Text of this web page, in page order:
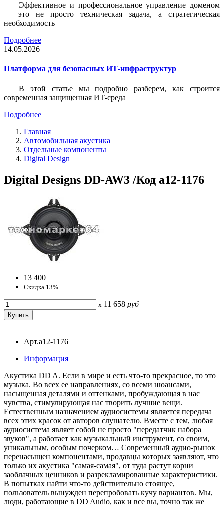
Эффективное и профессиональное управление доменом
— это не просто техническая задача, а стратегическая
необходимость
Подробнее
14.05.2026
Платформа для безопасных ИТ-инфраструктур
В этой статье мы подробно разберем, как строится
современная защищенная ИТ-среда
Подробнее
Главная
Автомобильная акустика
Отдельные компоненты
Digital Design
Digital Designs DD-AW3 /Код a12-1176
13 400
Скидка 13%
x 11 658 руб
Арт.a12-1176
Информация
Акустика DD A. Если в мире и есть что-то прекрасное, то это
музыка. Во всех ее направлениях, со всеми нюансами,
насыщенная деталями и оттенками, пробуждающая в нас
чувства, стимулирующая нас творить лучшие вещи.
Естественным назначением аудиосистемы является передача
всех этих красок от авторов слушателю. Вместе с тем, любая
аудиосистема являет собой не просто "передатчик набора
звуков", а работает как музыкальный инструмент, со своим,
уникальным, особым почерком… Современный аудио-рынок
перенасыщен компонентами, продавцы которых заявляют, что
только их акустика "самая-самая", от туда растут корни
заоблачных ценников и разрекламированные характеристики.
В попытках найти что-то действительно стоящее,
пользователь вынужден перепробовать кучу вариантов. Мы,
люди, работающие в DD Audio, как и все вы, точно так же